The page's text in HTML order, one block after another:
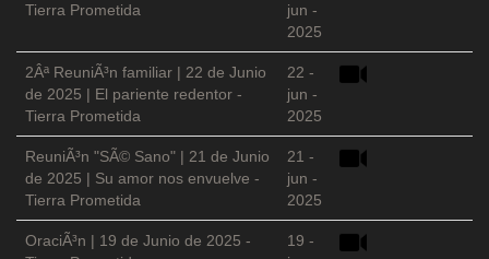
Tierra Prometida
jun -
2025
2Âª ReuniÃ³n familiar | 22 de Junio
de 2025 | El pariente redentor -
Tierra Prometida
22 -
jun -
2025
ReuniÃ³n "SÃ© Sano" | 21 de Junio
de 2025 | Su amor nos envuelve -
Tierra Prometida
21 -
jun -
2025
OraciÃ³n | 19 de Junio de 2025 -
19 -